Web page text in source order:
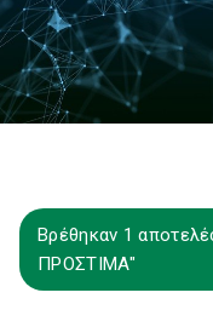
Βρέθηκαν 1
ΠΡΟΣΤΙΜΑ"